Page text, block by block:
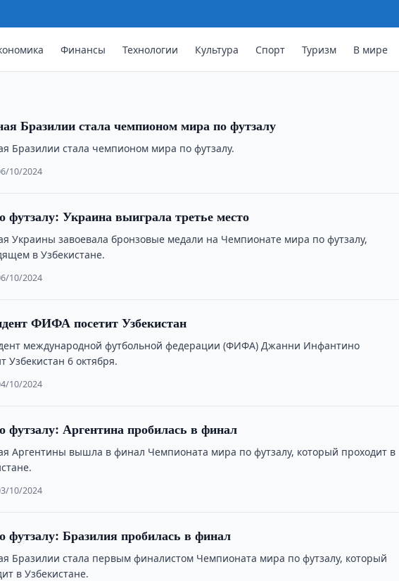
Финансы Технологии Культура Спорт Туризм В мире
Бразилии стала чемпионом мира по футзалу
Бразилии стала чемпионом мира по футзалу.
10/2024
Украина выиграла третье место
Украины завоевала бронзовые медали на Чемпионате мира по футзалу,
в Узбекистане.
10/2024
ФИФА посетит Узбекистан
международной футбольной федерации (ФИФА) Джанни Инфантино
Узбекистан 6 октября.
10/2024
Аргентина пробилась в финал
Аргентины вышла в финал Чемпионата мира по футзалу, который проходит в
10/2024
Бразилия пробилась в финал
Бразилии стала первым финалистом Чемпионата мира по футзалу, который
в Узбекистане.